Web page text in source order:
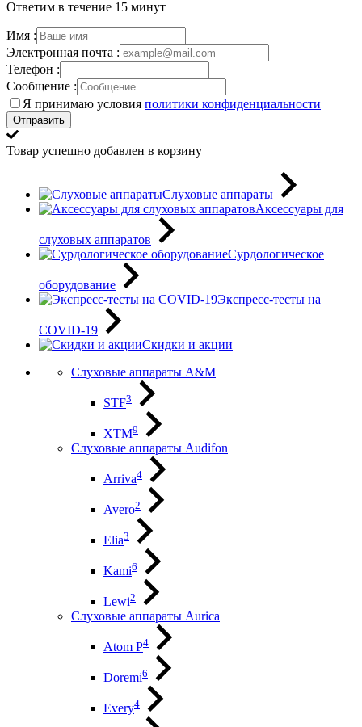
Ответим в течение 15 минут
Имя :
Электронная почта :
Телефон :
Сообщение :
Я принимаю условия политики конфиденциальности
Отправить
Товар успешно добавлен в корзину
Слуховые аппараты
Аксессуары для
слуховых аппаратов
Сурдологическое
оборудование
Экспресс-тесты на
COVID-19
Скидки и акции
Слуховые аппараты A&M
STF3
XTM9
Слуховые аппараты Audifon
Arriva4
Avero2
Elia3
Kami6
Lewi2
Слуховые аппараты Aurica
Atom P4
Doremi6
Every4